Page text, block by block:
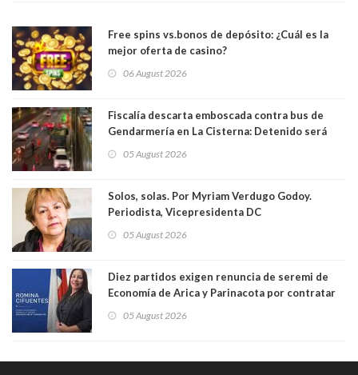
Free spins vs.bonos de depósito: ¿Cuál es la
mejor oferta de casino?
06 August 2026
Fiscalía descarta emboscada contra bus de
Gendarmería en La Cisterna: Detenido será
05 August 2026
Solos, solas. Por Myriam Verdugo Godoy.
Periodista, Vicepresidenta DC
05 August 2026
Diez partidos exigen renuncia de seremi de
Economía de Arica y Parinacota por contratar
una militante de RN, detenida con 47 kilos de
05 August 2026